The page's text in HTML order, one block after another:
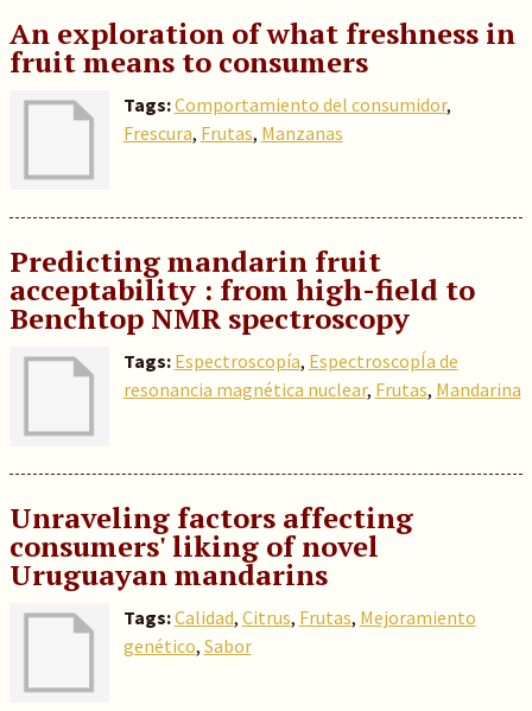
An exploration of what freshness in
fruit means to consumers
Tags:Comportamiento del consumidor,
Frescura, Frutas, Manzanas
Predicting mandarin fruit
acceptability : from high-field to
Benchtop NMR spectroscopy
Tags: Espectroscopía, EspectroscopÍa de
resonancia magnética nuclear, Frutas, Mandarina
Unraveling factors affecting
consumers' liking of novel
Uruguayan mandarins
Tags:Calidad, Citrus, Frutas, Mejoramiento
genético, Sabor